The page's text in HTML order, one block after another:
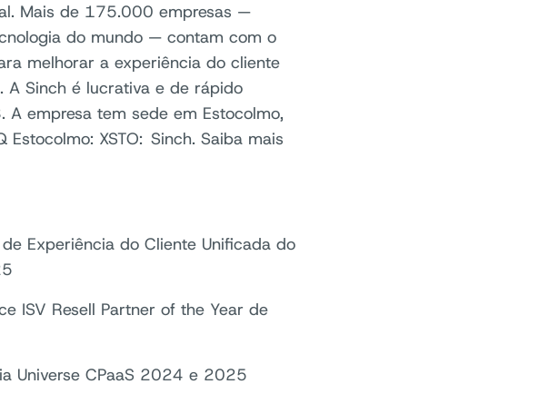
Mais de 175.000 empresas —
do mundo — contam com o
melhorar a experiência do cliente
A Sinch é lucrativa e de rápido
empresa tem sede em Estocolmo,
Estocolmo: XSTO: Sinch. Saiba mais
Experiência do Cliente Unificada do
ISV Resell Partner of the Year de
Universe CPaaS 2024 e 2025